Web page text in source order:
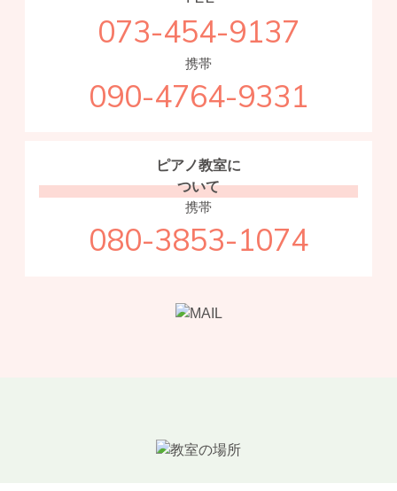
073-454-9137
携帯
090-4764-9331
ピアノ教室に
ついて
携帯
080-3853-1074